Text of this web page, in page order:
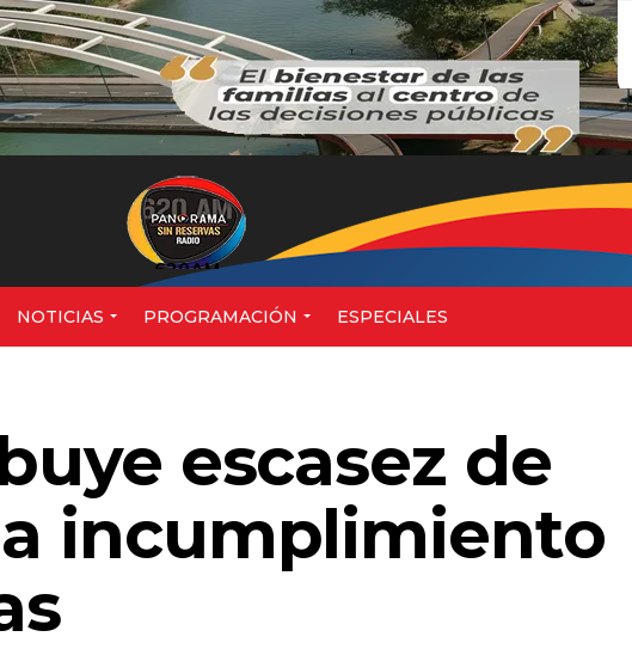
620AM
NOTICIAS PROGRAMACIÓN ESPECIALES
escasez de
incumplimiento